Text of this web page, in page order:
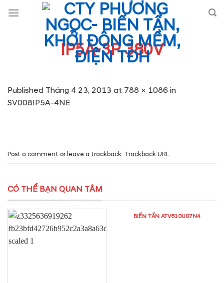
IP5A-3P 380V
Published Tháng 4 23, 2013 at 788 × 1086 in
SV008IP5A-4NE
Post a comment or leave a trackback: Trackback URL.
CÓ THỂ BẠN QUAN TÂM
BIẾN TẦN ATV610U07N4